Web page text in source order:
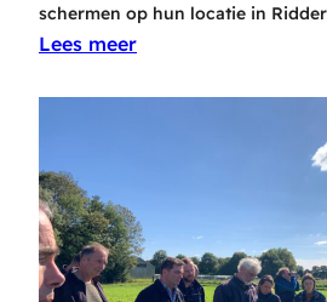
schermen op hun locatie in
Lees meer